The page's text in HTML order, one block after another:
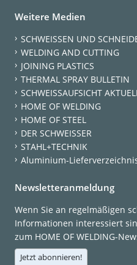
Weitere Medien
SCHWEISSEN UND
WELDING AND CUTTING
JOINING PLASTICS
THERMAL SPRAY BULLETIN
SCHWEISSAUFSICHT AKTUELL
HOME OF WELDING
HOME OF STEEL
DER SCHWEISSER
STAHL+TECHNIK
Aluminium-
Newsletteranmeldung
Wenn Sie an regelmäßigen
Informationen interessiert
zum HOME OF WELDING-
Jetzt abonnieren!